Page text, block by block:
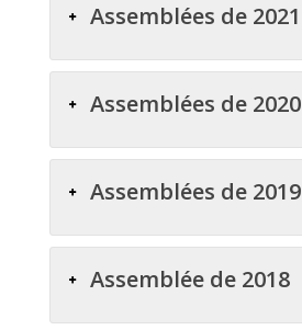
Assemblées de 2021
Assemblées de 2020
Assemblées de 2019
Assemblée de 2018